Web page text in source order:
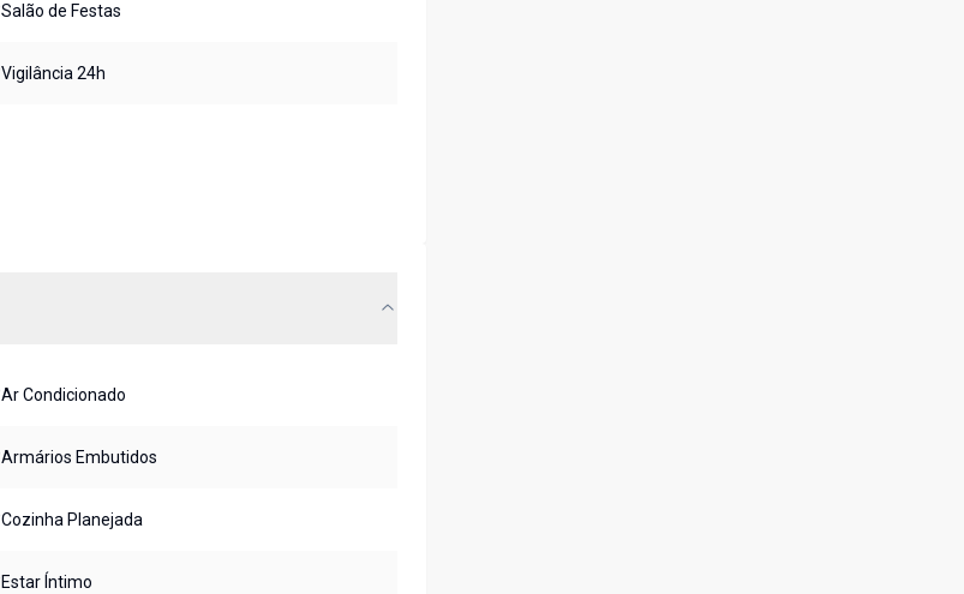
Salão de Festas
Vigilância 24h
Ar Condicionado
Armários Embutidos
Cozinha Planejada
Estar Íntimo